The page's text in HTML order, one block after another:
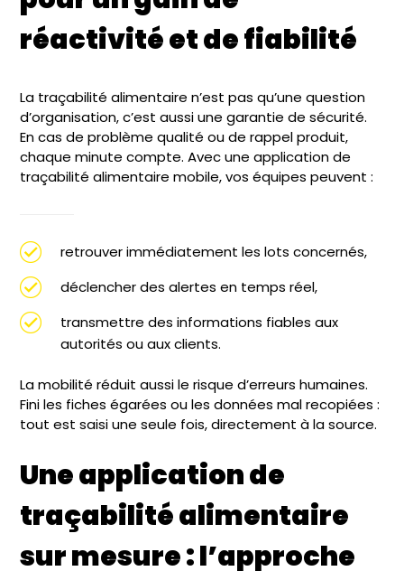
réactivité et de fiabilité
La traçabilité alimentaire n’est pas qu’une question
d’organisation, c’est aussi une garantie de sécurité.
En cas de problème qualité ou de rappel produit,
chaque minute compte. Avec une application de
traçabilité alimentaire mobile, vos équipes peuvent :
retrouver immédiatement les lots concernés,
déclencher des alertes en temps réel,
transmettre des informations fiables aux
autorités ou aux clients.
La mobilité réduit aussi le risque d’erreurs humaines.
Fini les fiches égarées ou les données mal recopiées :
tout est saisi une seule fois, directement à la source.
Une application de
traçabilité alimentaire
sur mesure : l’approche